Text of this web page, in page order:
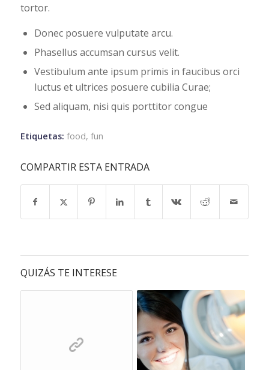
tortor.
Donec posuere vulputate arcu.
Phasellus accumsan cursus velit.
Vestibulum ante ipsum primis in faucibus orci
luctus et ultrices posuere cubilia Curae;
Sed aliquam, nisi quis porttitor congue
Etiquetas: food, fun
COMPARTIR ESTA ENTRADA
QUIZÁS TE INTERESE